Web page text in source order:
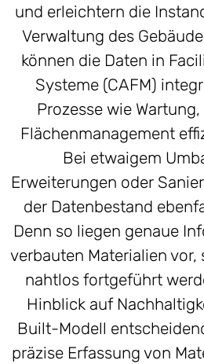
und erleichtern die
Verwaltung des
können die Daten in
Systeme (CAFM)
Prozesse wie
Flächenmanagement
Bei etwaigem
Erweiterungen oder
der Datenbestand
Denn so liegen genaue
verbauten Materialien vor,
nahtlos fortgeführt
Hinblick auf
Built-Modell
präzise Erfassung von